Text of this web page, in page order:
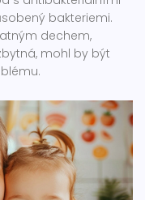
bakteriemi.
dechem,
mohl by být